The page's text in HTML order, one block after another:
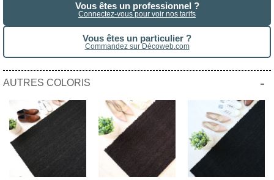
Vous êtes un professionnel ?
Connectez-vous pour voir nos tarifs
Vous êtes un particulier ?
Commandez sur Décoweb.com
AUTRES COLORIS -